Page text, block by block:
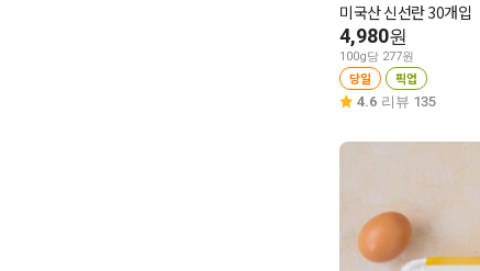
미국산 신선란 30개입
4,980원
100g당 277원
당일 픽업
4.6 리뷰 135